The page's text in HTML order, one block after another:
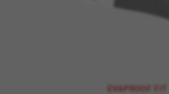
EVAPROOF FIT